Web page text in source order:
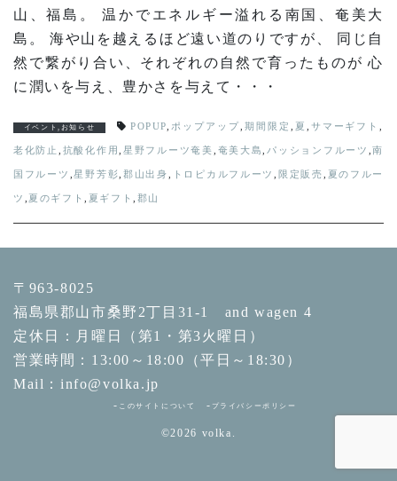
山、福島。 温かでエネルギー溢れる南国、奄美大
島。 海や山を越えるほど遠い道のりですが、 同じ自
然で繋がり合い、それぞれの自然で育ったものが 心
に潤いを与え、豊かさを与えて・・・
イベント, お知らせ POPUP ポップアップ 期間限定 夏 サマーギフト
老化防止 抗酸化作用 星野フルーツ奄美 奄美大島 パッションフルーツ ,南
国フルーツ ,星野芳彰 郡山出身 トロピカルフルーツ 限定販売 夏のフルー
ツ 夏のギフト 夏ギフト 郡山
〒963-8025
福島県郡山市桑野2丁目31-1 and wagen 4
定休日：月曜日（第1・第3火曜日）
営業時間：13:00～18:00（平日～18:30）
Mail：info@volka.jp
このサイトについて プライバシーポリシー
©2026 volka.